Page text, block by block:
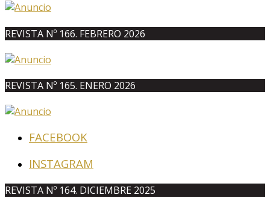
REVISTA Nº 166. FEBRERO 2026
REVISTA Nº 165. ENERO 2026
FACEBOOK
INSTAGRAM
REVISTA Nº 164. DICIEMBRE 2025